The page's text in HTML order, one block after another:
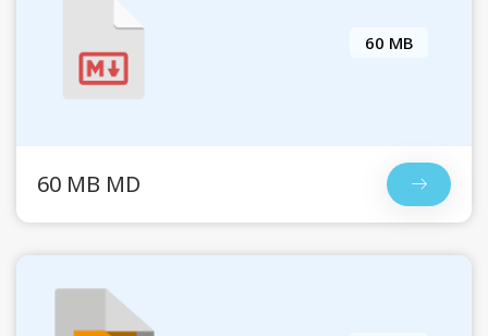
60 MB
60 MB MD